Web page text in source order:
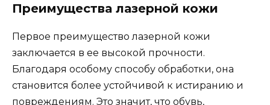
Преимущества лазерной кожи
Первое преимущество лазерной кожи
заключается в ее высокой прочности.
Благодаря особому способу обработки, она
становится более устойчивой к истиранию и
повреждениям. Это значит, что обувь,